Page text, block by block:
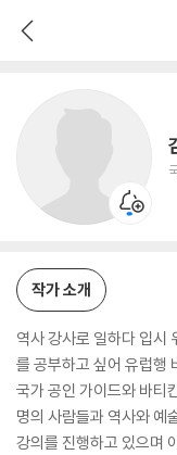
예술/
작가 소개
역사 강사로 일하다 입시
를 공부하고 싶어 유럽행
국가 공인 가이드와 바티
명의 사람들과 역사와 예
강의를 진행하고 있으며